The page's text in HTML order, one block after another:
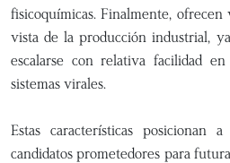
fisicoquímicas. Finalmente,
vista de la producción industrial,
escalarse con relativa facilidad
sistemas virales.
Estas características posicionan
candidatos prometedores para